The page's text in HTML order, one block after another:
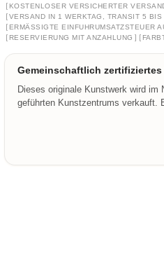
[ KOSTENLOSER VERSICHERTER
[VERSAND IN 1 WERKTAG, TRANSIT 5 BIS
[ ERMÄSSIGTE EINFUHRUMSATZSTEUER
[ RESERVIERUNG MIT ANZAHLUNG ] [
Gemeinschaftlich
Dieses originale Kunstwerk wird im
geführten Kunstzentrums verkauft.